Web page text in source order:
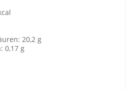
20,2 g
0,17 g